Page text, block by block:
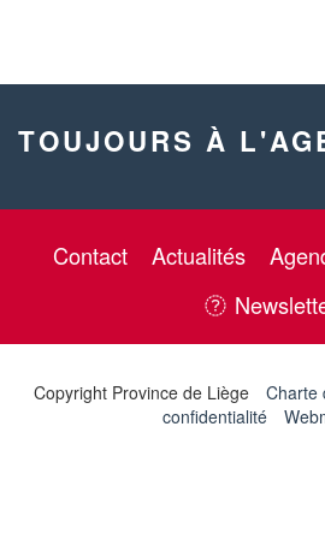
TOUJOURS À
Contact Actualités
Copyright Province de Liège Charte
confidentialité